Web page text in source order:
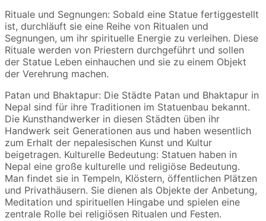
Rituale und Segnungen: Sobald eine Statue fertiggestellt
ist, durchläuft sie eine Reihe von Ritualen und
Segnungen, um ihr spirituelle Energie zu verleihen. Diese
Rituale werden von Priestern durchgeführt und sollen
der Statue Leben einhauchen und sie zu einem Objekt
der Verehrung machen.
Patan und Bhaktapur: Die Städte Patan und Bhaktapur in
Nepal sind für ihre Traditionen im Statuenbau bekannt.
Die Kunsthandwerker in diesen Städten üben ihr
Handwerk seit Generationen aus und haben wesentlich
zum Erhalt der nepalesischen Kunst und Kultur
beigetragen. Kulturelle Bedeutung: Statuen haben in
Nepal eine große kulturelle und religiöse Bedeutung.
Man findet sie in Tempeln, Klöstern, öffentlichen Plätzen
und Privathäusern. Sie dienen als Objekte der Anbetung,
Meditation und spirituellen Hingabe und spielen eine
zentrale Rolle bei religiösen Ritualen und Festen.